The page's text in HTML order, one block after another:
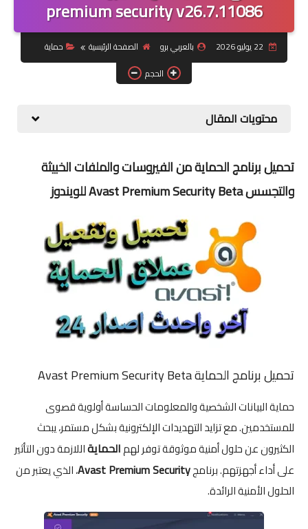
premium security v26.7.11086
22 يوليو 2026 بالعربي برو الصفحة الرئيسية
حماية
الحجم
محتويات المقال
تحميل برنامج الحماية من الفيروسات والملفات الخبيثة
والتجسس Avast Premium Security Beta للويندوز
تحميل برنامج الحماية Avast Premium Security Beta
حماية البيانات الشخصية والمعلومات الحساسة أولوية قصوى
للمستخدمين. مع تزايد التهديدات الإلكترونية بشكل مستمر، يبحث
الكثيرون عن حلول أمنية موثوقة توفر لهمالحمايةاللازمة دون التأثير
على أداء أجهزتهم. برنامجAvast Premium Security، الذي يعتبر من
الحلول الأمنية الرائدة.